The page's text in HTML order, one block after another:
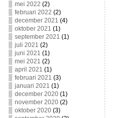
mei 2022 (2)
februari 2022 (2)
december 2021 (4)
oktober 2021 (1)
september 2021 (1)
juli 2021 (2)
juni 2021 (1)
mei 2021 (2)
april 2021 (1)
februari 2021 (3)
januari 2021 (1)
december 2020(1)
november 2020(2)
oktober 2020(3)